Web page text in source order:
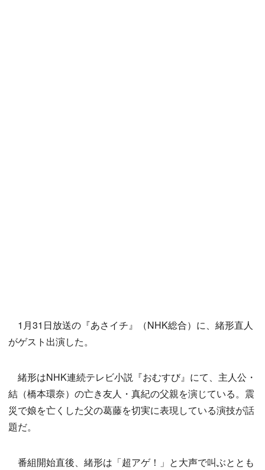
1月31日放送の『あさイチ』（NHK総合）に、緒形直人
がゲスト出演した。
緒形はNHK連続テレビ小説『おむすび』にて、主人公・
結（橋本環奈）の亡き友人・真紀の父親を演じている。震
災で娘を亡くした父の葛藤を切実に表現している演技が話
題だ。
番組開始直後、緒形は「超アゲ！」と大声で叫ぶととも